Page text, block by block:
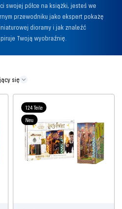
swojej półce na książki, jesteś we
przewodniku jako ekspert pokażę
dioramy i jak znaleźć
Twoją wyobraźnię.
się
124 Teile
Neu